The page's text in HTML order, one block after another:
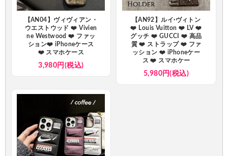
【AN04】ヴィヴィアン・
ウエストウッド ❤️ Vivien
ne Westwood ❤️ ファッ
ション❤️ iPhoneケース
❤️ スマホケース
3,980円(税込)
【AN92】ルイ·ヴィトン
❤️ Louis Vuitton ❤️ LV ❤️
グッチ ❤️ GUCCI ❤️ 高品
質 ❤️ ストラップ ❤️ ファ
ッション ❤️ iPhoneケー
ス ❤️ スマホケー
5,980円(税込)